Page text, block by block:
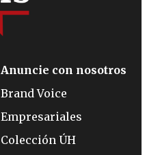
Anuncie con nosotros
Brand Voice
Empresariales
Colección ÚH